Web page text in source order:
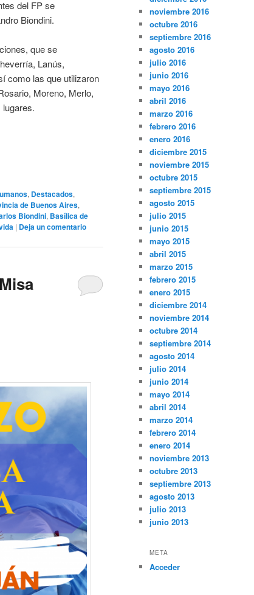
del FP se
Biondini.
que se
Lanús,
como las que utilizaron
Moreno, Merlo,
, Destacados,
de Buenos Aires,
Biondini, Basílica de
| Deja un comentario
noviembre 2016
octubre 2016
septiembre 2016
agosto 2016
julio 2016
junio 2016
mayo 2016
abril 2016
marzo 2016
febrero 2016
enero 2016
diciembre 2015
noviembre 2015
octubre 2015
septiembre 2015
agosto 2015
julio 2015
junio 2015
mayo 2015
abril 2015
marzo 2015
febrero 2015
enero 2015
diciembre 2014
noviembre 2014
octubre 2014
septiembre 2014
agosto 2014
julio 2014
junio 2014
mayo 2014
abril 2014
marzo 2014
febrero 2014
enero 2014
noviembre 2013
octubre 2013
septiembre 2013
agosto 2013
julio 2013
junio 2013
META
Acceder